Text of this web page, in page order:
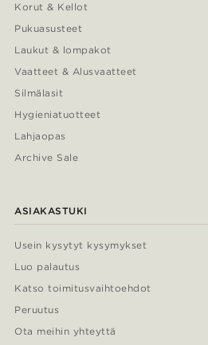
Korut & Kellot
Pukuasusteet
Laukut & lompakot
Vaatteet & Alusvaatteet
Silmälasit
Hygieniatuotteet
Lahjaopas
Archive Sale
ASIAKASTUKI
Usein kysytyt kysymykset
Luo palautus
Katso toimitusvaihtoehdot
Peruutus
Ota meihin yhteyttä